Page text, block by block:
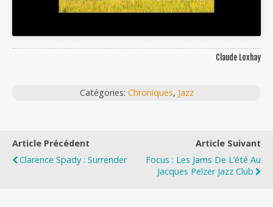
Claude Loxhay
Catégories: Chroniques, Jazz
Article Précédent
Clarence Spady : Surrender
Article Suivant
Focus : Les Jams De L’été Au
Jacques Pelzer Jazz Club